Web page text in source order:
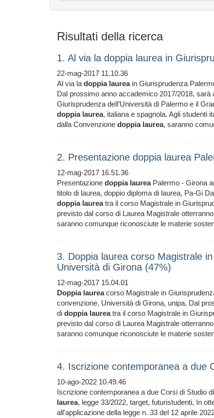
Risultati della ricerca
1. Al via la doppia laurea in
22-mag-2017 11.10.36
Al via la doppia laureain Giurisprudenza
Dal prossimo anno accademico 2017/2018, sarà
Giurisprudenza dell’Università di Palermo e il
doppia laurea, italiana e spagnola. Agli studenti
dalla Convenzione doppia laurea, saranno
2. Presentazione doppia laurea
12-mag-2017 16.51.36
Presentazione doppia laureaPalermo - Girona
titolo di laurea, doppio diploma di laurea, Pa-Gi
doppia laureatra il corso Magistrale in
previsto dal corso di Laurea Magistrale
saranno comunque riconosciute le materie
3. Doppia laurea corso Magistrale
Università di Girona (47%)
12-mag-2017 15.04.01
Doppia laureacorso Magistrale in
convenzione, Università di Girona, unipa, Dal
di doppia laureatra il corso Magistrale in
previsto dal corso di Laurea Magistrale
saranno comunque riconosciute le materie
4. Iscrizione contemporanea a due
10-ago-2022 10.49.46
Iscrizione contemporanea a due Corsi di Studio
laurea, legge 33/2022, target, futuristudenti, In
all'applicazione della legge n. 33 del 12 aprile